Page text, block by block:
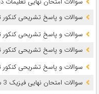
سوالات و پاسخ تشریحی کنکور تجربی تیر
سوالات و پاسخ تشریحی کنکور تجربی
سوالات و پاسخ تشریحی کنکور
سوالات و پاسخ تشریحی کنکور تجربی تیر
سوالات امتحان نهایی فیزیک 3 سال دوازدهم (1397 تا 1405)